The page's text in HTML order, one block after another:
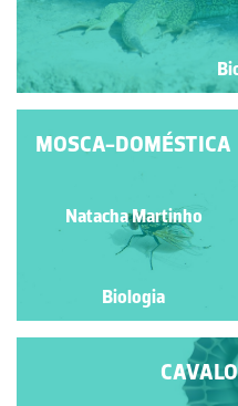
MONARCA
João Paulo Araújo
Fernandes
Biologia
MOSCA-DOMÉSTICA
Natacha Martinho
Biologia